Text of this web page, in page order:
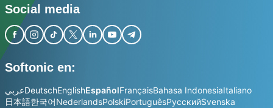
Social media
Softonic en:
عربيDeutschEnglishEspañolFrançaisBahasa IndonesiaItaliano
日本語한국어NederlandsPolskiPortuguêsРусскийSvenska